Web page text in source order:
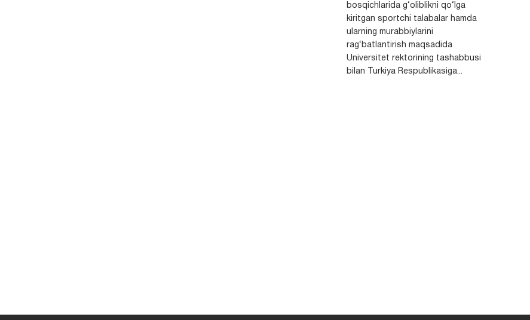
bosqichlarida g‘oliblikni qo‘lga
kiritgan sportchi talabalar hamda
ularning murabbiylarini
rag‘batlantirish maqsadida
Universitet rektorining tashabbusi
bilan Turkiya Respublikasiga...